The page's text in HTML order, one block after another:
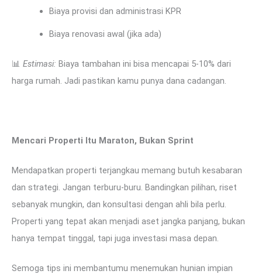
Biaya provisi dan administrasi KPR
Biaya renovasi awal (jika ada)
📊 Estimasi: Biaya tambahan ini bisa mencapai 5-10% dari
harga rumah. Jadi pastikan kamu punya dana cadangan.
Mencari Properti Itu Maraton, Bukan Sprint
Mendapatkan properti terjangkau memang butuh kesabaran
dan strategi. Jangan terburu-buru. Bandingkan pilihan, riset
sebanyak mungkin, dan konsultasi dengan ahli bila perlu.
Properti yang tepat akan menjadi aset jangka panjang, bukan
hanya tempat tinggal, tapi juga investasi masa depan.
Semoga tips ini membantumu menemukan hunian impian